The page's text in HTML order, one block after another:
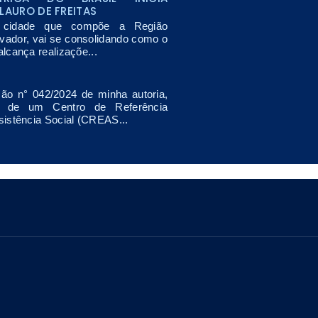
DE FREITAS
que compõe a Região
vai se consolidando como o
realizaçõe...
n° 042/2024 de minha autoria,
de um Centro de Referência
Social (CREAS...